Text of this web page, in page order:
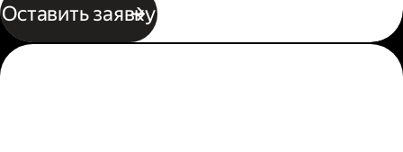
Оставить заявку